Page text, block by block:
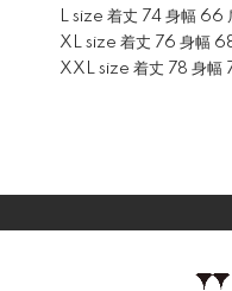
L size 着丈 74 身幅 66
XL size 着丈 76 身幅
XXL size 着丈 78 身幅